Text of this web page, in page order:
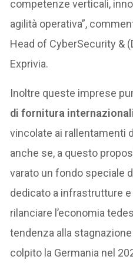
competenze verticali,
agilità operativa”,
Head of CyberSecurity &
Exprivia.
Inoltre queste imprese
di fornitura
vincolate ai rallentamenti
anche se, a questo
varato un fondo speciale
dedicato a infrastrutture
rilanciare l’economia
tendenza alla
colpito la Germania nel